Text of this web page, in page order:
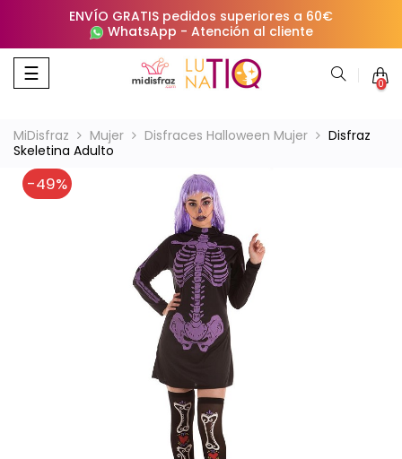
ENVÍO GRATIS pedidos superiores a 60€
WhatsApp - Atención al cliente
Navegación
de
☰ 0
MiDisfraz Mujer Disfraces Halloween Mujer
Disfraz
Skeletina Adulto
-49%